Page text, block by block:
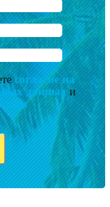
согласие на
данныхи